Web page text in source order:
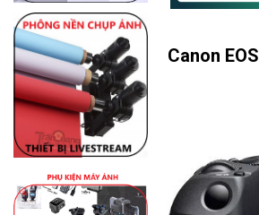
Canon